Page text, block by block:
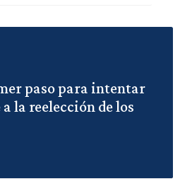
paso para intentar
la reelección de los